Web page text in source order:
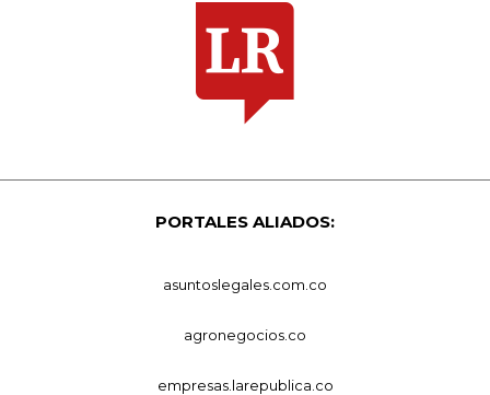
PORTALES ALIADOS:
asuntoslegales.com.co
agronegocios.co
empresas.larepublica.co